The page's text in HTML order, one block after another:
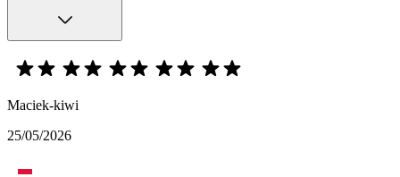
Maciek-kiwi
25/05/2026